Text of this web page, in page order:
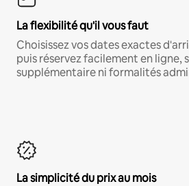
La flexibilité qu'il vous faut
Choisissez vos dates exactes
puis réservez facilement en ligne,
supplémentaire ni formalités
La simplicité du prix au mois